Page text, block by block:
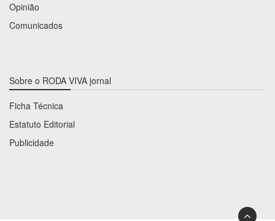
Opinião
Comunicados
Sobre o RODA VIVA jornal
Ficha Técnica
Estatuto Editorial
Publicidade